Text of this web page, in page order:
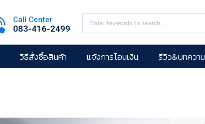
Call Center
083-416-2499
วิธีสั่งซื้อสินค้า แจ้งการโอนเงิน รีวิว&บทความ